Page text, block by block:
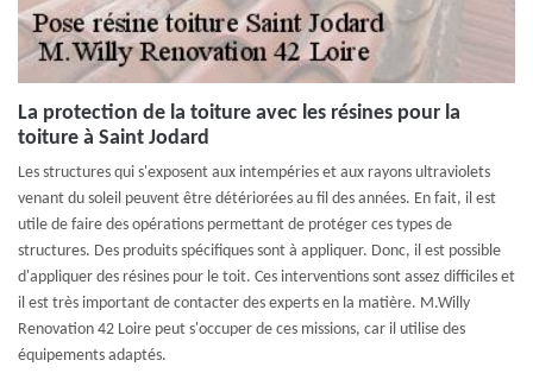
La protection de la toiture avec les résines pour la
toiture à Saint Jodard
Les structures qui s'exposent aux intempéries et aux rayons ultraviolets
venant du soleil peuvent être détériorées au fil des années. En fait, il est
utile de faire des opérations permettant de protéger ces types de
structures. Des produits spécifiques sont à appliquer. Donc, il est possible
d'appliquer des résines pour le toit. Ces interventions sont assez difficiles et
il est très important de contacter des experts en la matière. M.Willy
Renovation 42 Loire peut s'occuper de ces missions, car il utilise des
équipements adaptés.